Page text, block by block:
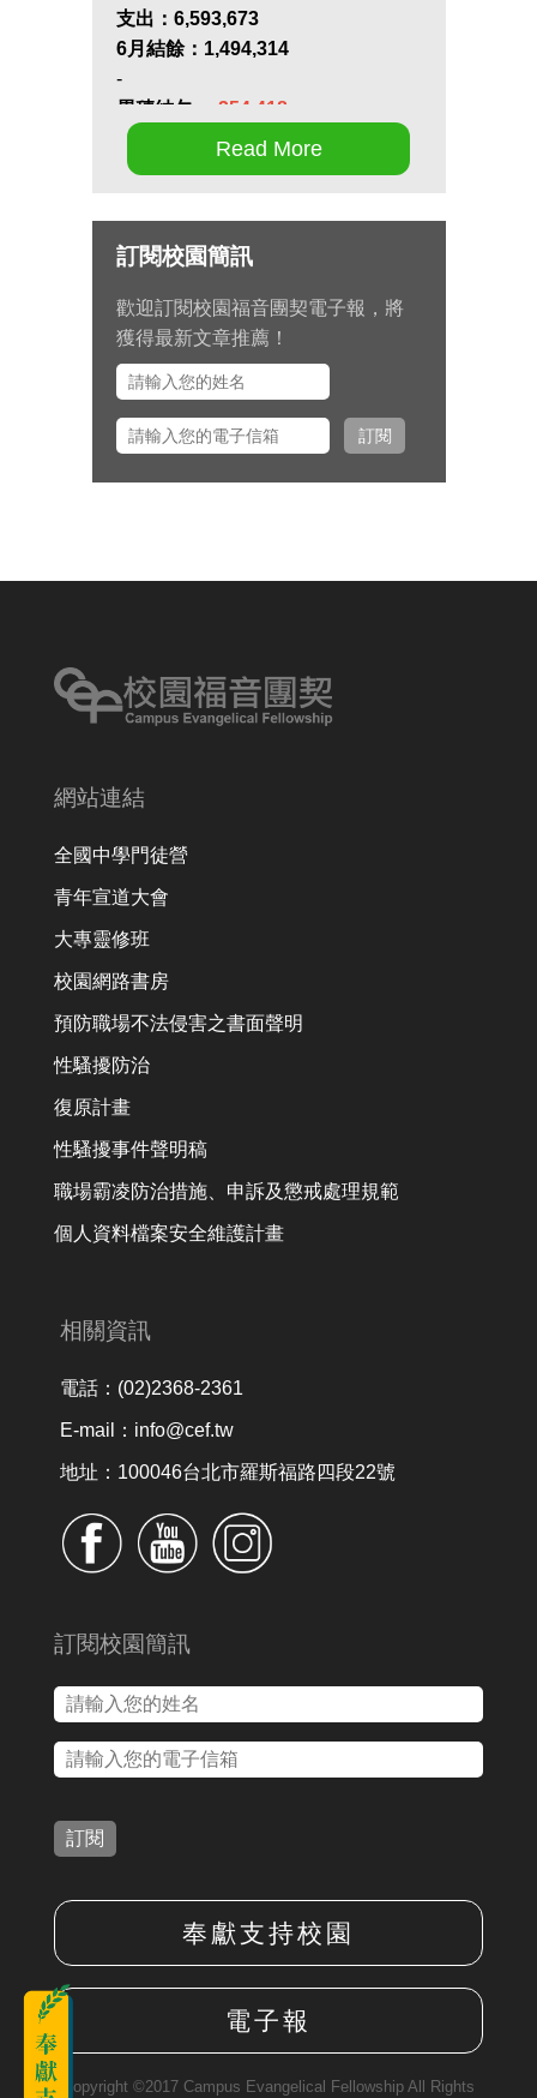
支出：6,593,673
6月結餘： 1,494,314
-
累積結欠：
-254,418
第十七屆畢業生同行營將於九月 11
告。
九月 15 日至十月 2 日期間，總幹
事左心泰牧師將與團契部主任陳怡
安傳道、大學事工組主任田正平傳
之友並舉辦校園之友會，願主看顧
Read More
訂閱校園簡訊
歡迎訂閱校園福音團契電子報，將
獲得最新文章推薦！
訂閱
網站連結
全國中學門徒營
青年宣道大會
大專靈修班
校園網路書房
預防職場不法侵害之書面聲明
性騷擾防治
復原計畫
性騷擾事件聲明稿
職場霸凌防治措施、申訴及懲戒處理規範
個人資料檔案安全維護計畫
相關資訊
電話：(02)2368-2361
E-mail：info@cef.tw
地址：100046台北市羅斯福路四段22號
訂閱校園簡訊
訂閱
奉獻支持校園
電子報
Copyright ©2017 Campus Evangelical Fellowship All Rights